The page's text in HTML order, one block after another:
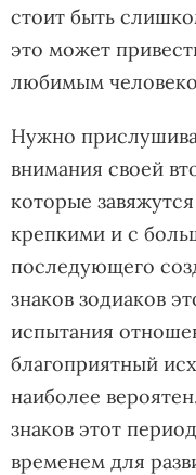
стоит быть
это может
любимым
Нужно
внимания своей
которые
крепкими и с
последующего
знаков зодиаков
испытания
благоприятный
наиболее
знаков этот
временем для